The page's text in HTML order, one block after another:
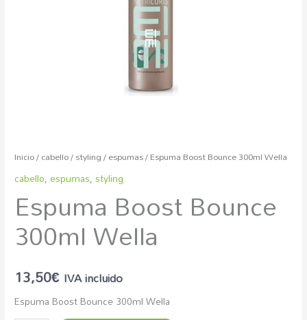
Inicio/cabello/styling/espumas/ Espuma Boost Bounce 300ml Wella
cabello,espumas,styling
Espuma Boost Bounce
300ml Wella
13,50€ IVA incluido
Espuma Boost Bounce 300ml Wella